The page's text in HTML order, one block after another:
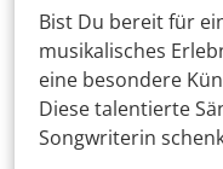
Bist Du bereit für
musikalisches
eine besondere
Diese talentierte
Songwriterin